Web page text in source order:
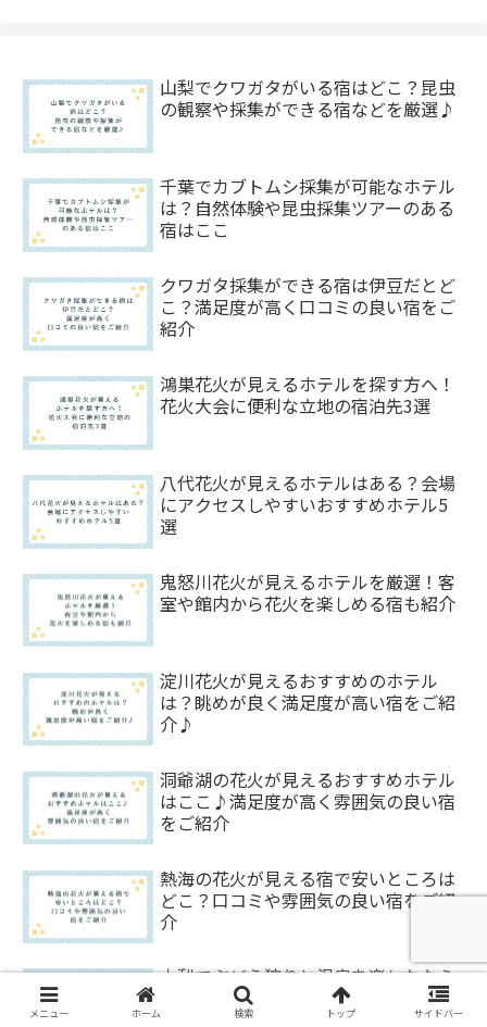
山梨でクワガタがいる宿はどこ？昆虫
の観察や採集ができる宿などを厳選♪
千葉でカブトムシ採集が可能なホテル
は？自然体験や昆虫採集ツアーのある
宿はここ
クワガタ採集ができる宿は伊豆だとど
こ？満足度が高く口コミの良い宿をご
紹介
鴻巣花火が見えるホテルを探す方へ！
花火大会に便利な立地の宿泊先3選
八代花火が見えるホテルはある？会場
にアクセスしやすいおすすめホテル5
選
鬼怒川花火が見えるホテルを厳選！客
室や館内から花火を楽しめる宿も紹介
淀川花火が見えるおすすめのホテル
は？眺めが良く満足度が高い宿をご紹
介♪
洞爺湖の花火が見えるおすすめホテル
はここ♪満足度が高く雰囲気の良い宿
をご紹介
熱海の花火が見える宿で安いところは
どこ？口コミや雰囲気の良い宿をご紹
介
山梨でぶどう狩りと温泉を楽しむなら
どの宿がおすすめ？口コミの良い宿を
ご紹介
メニュー ホーム 検索 トップ サイドバー